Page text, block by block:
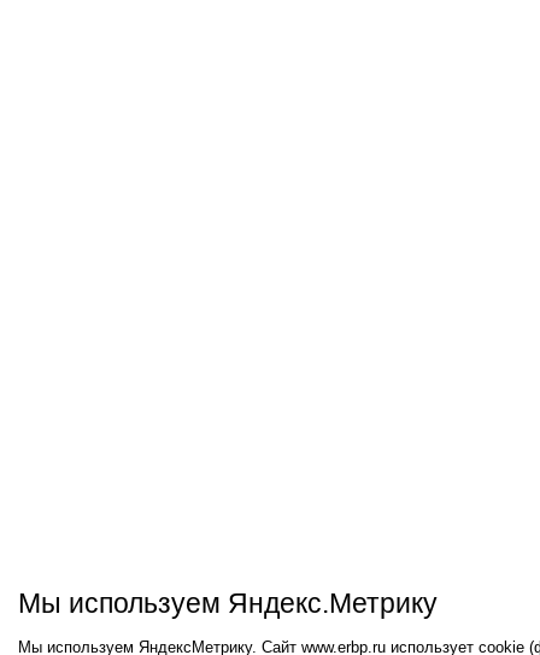
Мы используем Яндекс.Метрику
Мы используем ЯндексМетрику. Сайт www.erbp.ru использует